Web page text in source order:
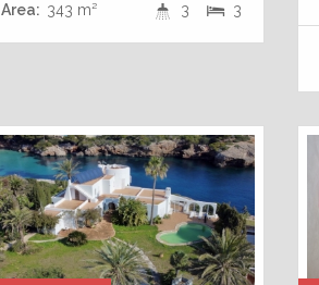
Area: 343 m² 3
3